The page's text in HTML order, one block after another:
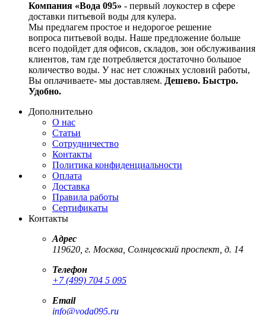
Компания «Вода 095» - первый лоукостер в сфере
доставки питьевой воды для кулера.
Мы предлагем простое и недорогое решение
вопроса питьевой воды. Наше предложение больше
всего подойдет для офисов, складов, зон обслуживания
клиентов, там где потребляется достаточно большое
количество воды. У нас нет сложных условий работы,
Вы оплачиваете- мы доставляем. Дешево. Быстро.
Удобно.
Дополнительно
О нас
Статьи
Сотрудничество
Контакты
Политика конфиденциальности
Оплата
Доставка
Правила работы
Сертификаты
Контакты
Адрес
119620, г. Москва, Солнцевский проспект, д. 14
Телефон
+7 (499) 704 5 095
Email
info@voda095.ru